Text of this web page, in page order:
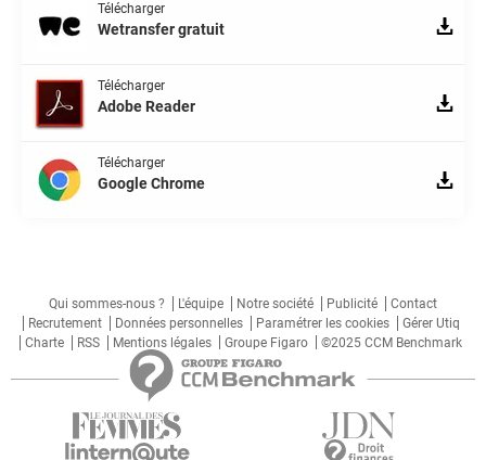
Télécharger
Wetransfer gratuit
Télécharger
Adobe Reader
Télécharger
Google Chrome
Qui sommes-nous ? L'équipe Notre société Publicité
Contact
Recrutement
Données personnelles Paramétrer les cookies
Gérer Utiq
Charte
RSS Mentions légales Groupe Figaro ©2025 CCM Benchmark